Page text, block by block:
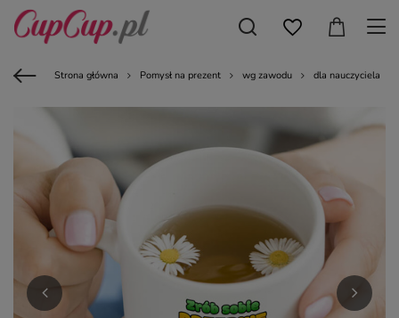
Strona główna Pomysł na prezent wg zawodu dla nauczyciela